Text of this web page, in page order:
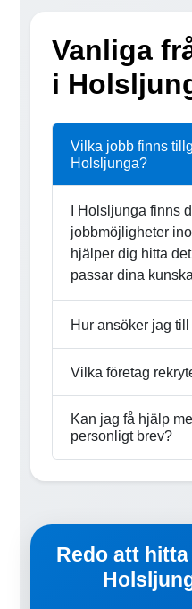
Vanliga
i
Vilka jobb finns
Holsljunga?
I Holsljunga finns
jobbmöjligheter
hjälper dig hitta
passar dina
Hur ansöker jag
Vilka företag
Kan jag få hjälp
personligt brev?
Redo att